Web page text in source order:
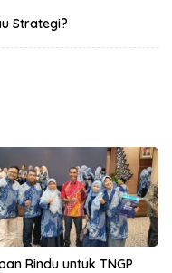
Strategi?
Rindu untuk TNGP